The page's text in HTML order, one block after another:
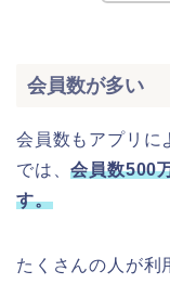
会員数が多い
会員数もアプリに
では、会員数500
す。
たくさんの人が利